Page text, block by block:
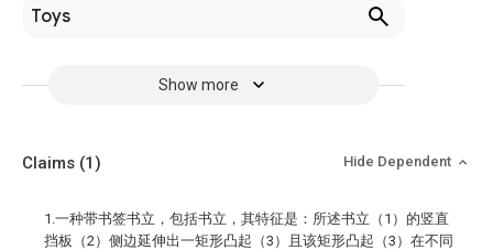
Toys
Show more
Claims (1) Hide Dependent
1.一种带书签书立，包括书立，其特征是：所述书立（1）的竖直
挡板（2）侧边延伸出一矩形凸起（3）且该矩形凸起（3）在不同